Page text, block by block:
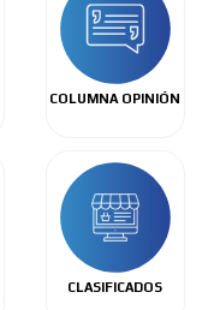
COLUMNA OPINIÓN
CLASIFICADOS